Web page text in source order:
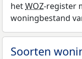
hetWOZ-register
woningbestand
Soorten